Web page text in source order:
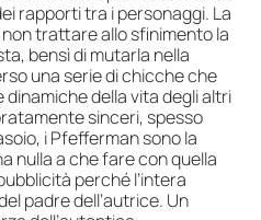
rapporti tra i personaggi. La
trattare allo sfinimento la
bensì di mutarla nella
una serie di chicche che
della vita degli altri
sinceri, spesso
i Pfefferman sono la
nulla a che fare con quella
perché l’intera
padre dell’autrice. Un